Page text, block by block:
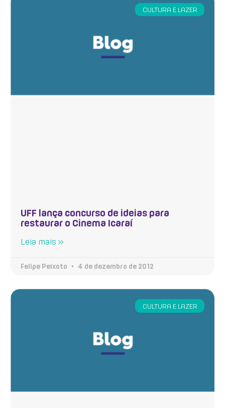
CULTURA E LAZER
UFF lança concurso de ideias para
restaurar o Cinema Icaraí
Leia mais »
Felipe Peixoto 4 de dezembro de 2012
CULTURA E LAZER